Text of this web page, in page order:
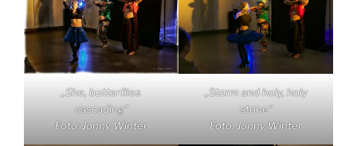
„She, butterflies
cascading“
Foto: Jonny Winter
„Storm and holy, holy
stone“
Foto: Jonny Winter